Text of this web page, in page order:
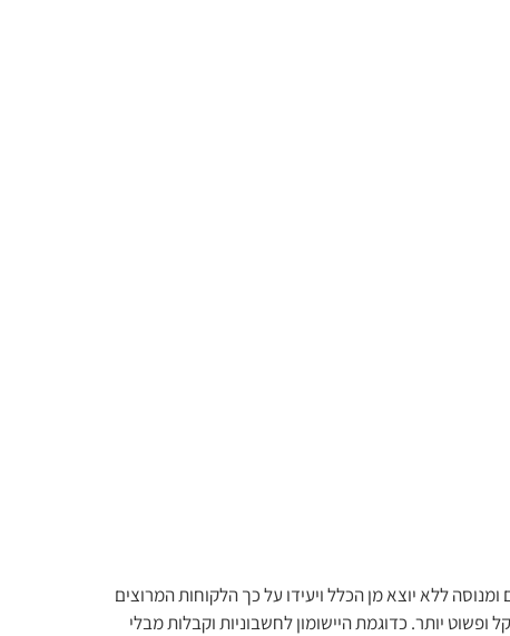
ללא יוצא מן הכלל ויעידו על כך הלקוחות המרוצים
יותר. כדוגמת היישומון לחשבוניות וקבלות מבלי